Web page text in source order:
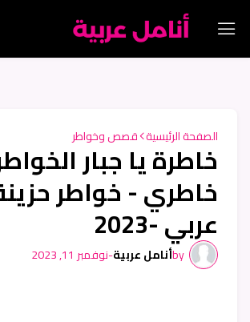
الصفحة الرئيسية قصص وخواطر
خاطرة يا جبار
خاطري - خواطر
عربي -2023
byأنامل عربية-نوفمبر 11, 2023